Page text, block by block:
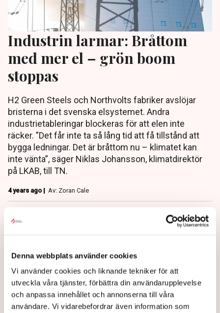
Denna webbplats använder cookies
Vi använder cookies och liknande tekniker för att
utveckla våra tjänster, förbättra din användarupplevelse
och anpassa innehållet och annonserna till våra
användare. Vi vidarebefordrar även information som
Industrin larmar: Bråttom
med mer el – grön boom
stoppas
H2 Green Steels och Northvolts fabriker avslöjar
bristerna i det svenska elsystemet. Andra
industrietableringar blockeras för att elen inte
räcker. ”Det får inte ta så lång tid att få tillstånd att
bygga ledningar. Det är bråttom nu – klimatet kan
inte vänta”, säger Niklas Johansson, klimatdirektör
på LKAB, till TN.
4 years ago | Av: Zoran Cale